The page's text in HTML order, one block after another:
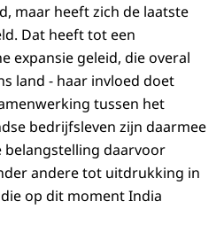
maar heeft zich de laatste
Dat heeft tot een
expansie geleid, die overal
land - haar invloed doet
tussen het
bedrijfsleven zijn daarmee
daarvoor
andere tot uitdrukking in
op dit moment India